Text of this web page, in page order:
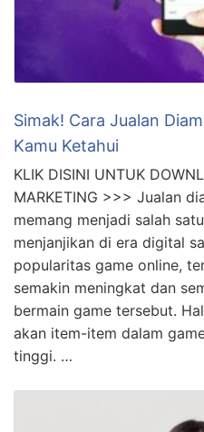
Simak! Cara Jualan
Kamu Ketahui
KLIK DISINI UNTUK
MARKETING >>> Jualan
memang menjadi salah
menjanjikan di era digital
popularitas game online,
semakin meningkat dan
bermain game tersebut.
akan item-item dalam
tinggi. …